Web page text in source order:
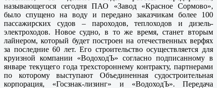
называющегося сегодня ПАО «Завод «Красное Сормово»,
было спущено на воду и передано заказчикам более 100
пассажирских судов – пароходов, теплоходов и дизель-
электроходов. Новое судно, в то же время, станет вторым
лайнером, который будет построен на отечественных верфях
за последние 60 лет. Его строительство осуществляется для
круизной компании «ВодоходЪ» согласно подписанному в
январе текущего года трехстороннему контракту, партнерами
по которому выступают Объединенная судостроительная
корпорация, «Госзнак-лизинг» и «ВодоходЪ». Передача